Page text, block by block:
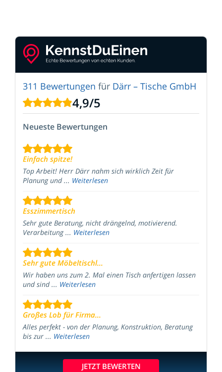
311 Bewertungen für Därr – Tische GmbH
4,9/5
Neueste Bewertungen
Einfach spitze!
Top Arbeit! Herr Därr nahm sich wirklich Zeit für
Planung und ... Weiterlesen
Esszimmertisch
Sehr gute Beratung, nicht drängelnd, motivierend.
Verarbeitung ... Weiterlesen
Sehr gute Möbeltischl...
Wir haben uns zum 2. Mal einen Tisch anfertigen lassen
und sind ... Weiterlesen
Großes Lob für Firma...
Alles perfekt - von der Planung, Konstruktion, Beratung
bis zur ... Weiterlesen
JETZT BEWERTEN